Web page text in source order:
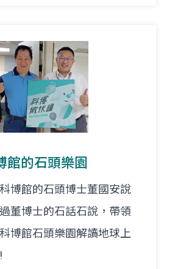
館的石頭樂園
博館的石頭博士董國安說
董博士的石話石說，帶領
博館石頭樂園解讀地球上